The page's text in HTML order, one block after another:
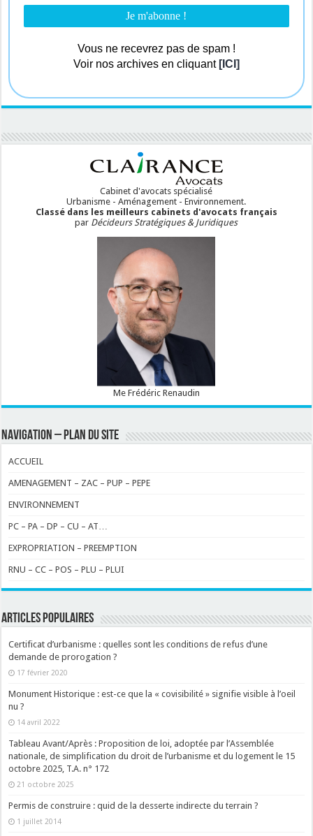
Vous ne recevrez pas de spam !
Voir nos archives en cliquant [ICI]
Cabinet d'avocats spécialisé
Urbanisme - Aménagement - Environnement.
Classé dans les meilleurs cabinets d'avocats français
par Décideurs Stratégiques & Juridiques
Me Frédéric Renaudin
NAVIGATION – PLAN DU SITE
ACCUEIL
AMENAGEMENT – ZAC – PUP – PEPE
ENVIRONNEMENT
PC – PA – DP – CU – AT…
EXPROPRIATION – PREEMPTION
RNU – CC – POS – PLU – PLUI
ARTICLES POPULAIRES
Certificat d’urbanisme : quelles sont les conditions de refus d’une
demande de prorogation ?
17 février 2020
Monument Historique : est-ce que la « covisibilité » signifie visible à l’oeil
nu ?
14 avril 2022
Tableau Avant/Après : Proposition de loi, adoptée par l’Assemblée
nationale, de simplification du droit de l’urbanisme et du logement le 15
octobre 2025, T.A. n° 172
21 octobre 2025
Permis de construire : quid de la desserte indirecte du terrain ?
1 juillet 2014